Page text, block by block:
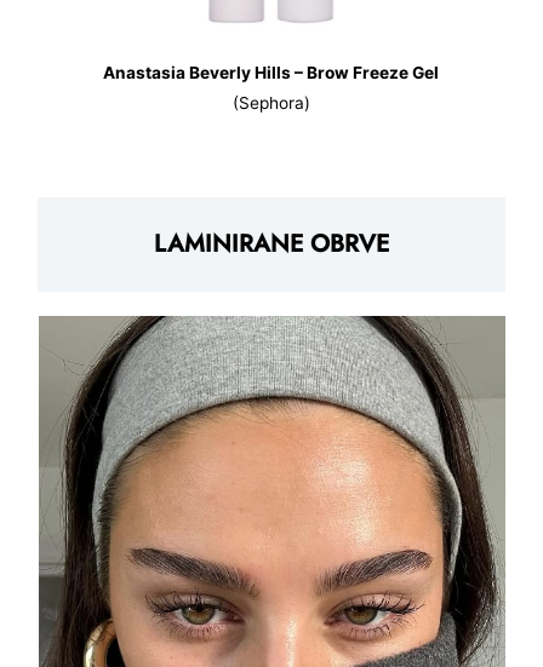
Anastasia Beverly Hills – Brow Freeze Gel
(Sephora)
LAMINIRANE OBRVE